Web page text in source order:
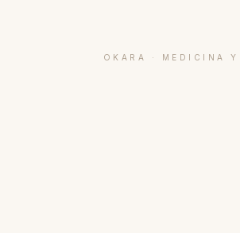
OKARA · MEDICINA